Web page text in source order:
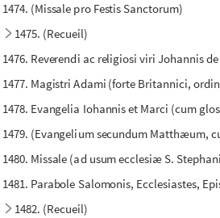
1474. (Missale pro Festis Sanctorum)
1475. (Recueil)
1476. Reverendi ac religiosi viri Johannis
1477. Magistri Adami (forte Britannici,
1478. Evangelia Iohannis et Marci (cum
1479. (Evangelium secundum Matthæum,
1480. Missale (ad usum ecclesiæ S.
1481. Parabole Salomonis, Ecclesiastes,
1482. (Recueil)